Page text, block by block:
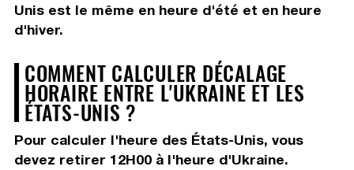
Unis est le même en heure d'été et en heure
d'hiver.
COMMENT CALCULER DÉCALAGE
HORAIRE ENTRE L'UKRAINE ET LES
ÉTATS-UNIS ?
Pour calculer l'heure des États-Unis, vous
devez retirer 12H00à l'heure d'Ukraine.